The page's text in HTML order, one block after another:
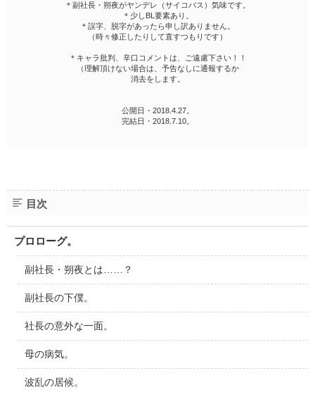
＊副社長・朔夜がヤンデレ（サイコパス）気味です。
＊少しBL要素あり。
＊誤字、脱字があったら申し訳ありません。
（時々修正したりして直すつもりです）
＊キャラ批判、辛口コメントは、ご遠慮下さい！！
（理解頂けない場合は、予告なしに通報するか
消去をします。
公開日・2018.4.27。
完結日・2018.7.10。
目次
プロローグ。
副社長・朔夜とは……？
副社長の下僕。
社長の意外な一面。
母の病気。
波乱の居候。